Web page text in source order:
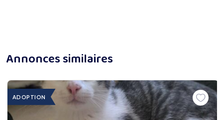
Annonces similaires
ADOPTION